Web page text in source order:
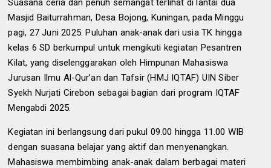
Suasana ceria dan penuh semangat terlihat di lantai dua
Masjid Baiturrahman, Desa Bojong, Kuningan, pada Minggu
pagi, 27 Juni 2025. Puluhan anak-anak dari usia TK hingga
kelas 6 SD berkumpul untuk mengikuti kegiatan Pesantren
Kilat, yang diselenggarakan oleh Himpunan Mahasiswa
Jurusan Ilmu Al-Qur’an dan Tafsir (HMJ IQTAF) UIN Siber
Syekh Nurjati Cirebon sebagai bagian dari program IQTAF
Mengabdi 2025.
Kegiatan ini berlangsung dari pukul 09.00 hingga 11.00 WIB
dengan suasana belajar yang aktif dan menyenangkan.
Mahasiswa membimbing anak-anak dalam berbagai materi